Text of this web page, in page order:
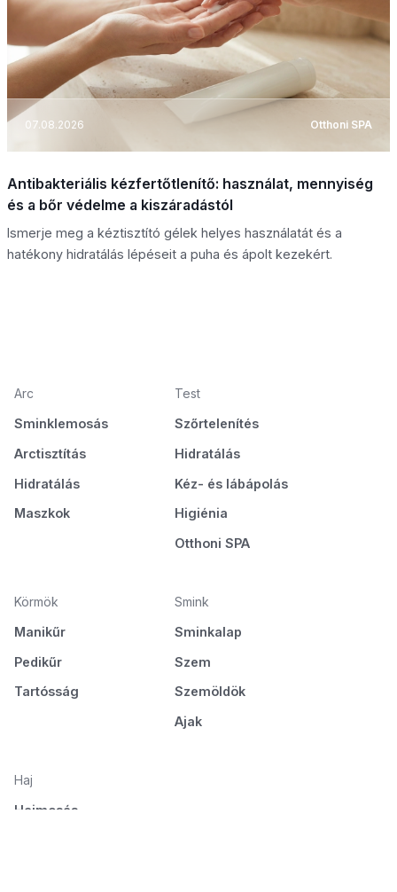
07.08.2026 Otthoni SPA
Antibakteriális kézfertőtlenítő: használat, mennyiség
és a bőr védelme a kiszáradástól
Ismerje meg a kéztisztító gélek helyes használatát és a
hatékony hidratálás lépéseit a puha és ápolt kezekért.
Arc
Sminklemosás
Arctisztítás
Hidratálás
Maszkok
Test
Szőrtelenítés
Hidratálás
Kéz- és lábápolás
Higiénia
Otthoni SPA
Körmök
Manikűr
Pedikűr
Tartósság
Smink
Sminkalap
Szem
Szemöldök
Ajak
Haj
Hajmosás